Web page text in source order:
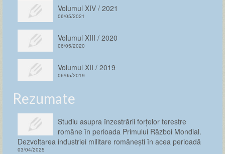
Volumul XIV / 2021
06/05/2021
Volumul XIII / 2020
06/05/2020
Volumul XII / 2019
06/05/2019
Rezumate
Studiu asupra înzestrării forţelor terestre
române în perioada Primului Război Mondial.
Dezvoltarea industriei militare românești în acea perioadă
03/04/2025